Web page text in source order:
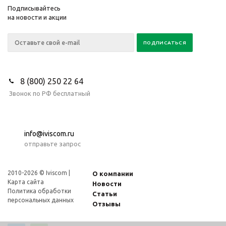
Подписывайтесь
на новости и акции
8 (800) 250 22 64
Звонок по РФ бесплатный
info@iviscom.ru
отправьте запрос
2010-2026 © Iviscom |
Карта сайта
Политика обработки
персональных данных
О компании
Новости
Статьи
Отзывы